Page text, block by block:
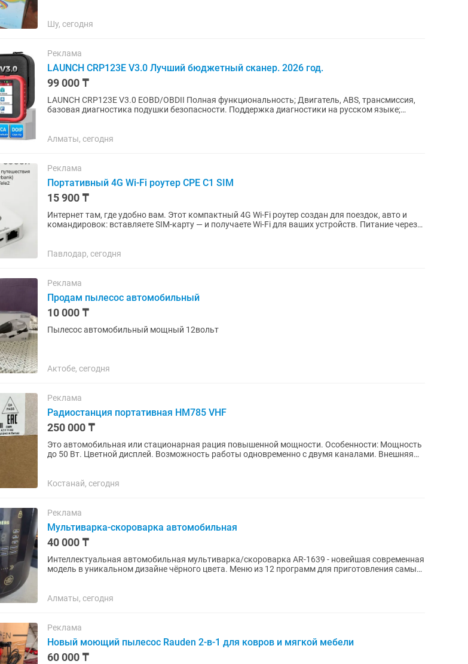
Шу, сегодня
Реклама
LAUNCH CRP123E V3.0 Лучший бюджетный сканер. 2026 год.
99 000 ₸
LAUNCH CRP123E V3.0 EOBD/OBDII Полная функциональность; Двигатель, ABS, трансмиссия,
базовая диагностика подушки безопасности. Поддержка диагностики на русском языке;
Алматы, сегодня
Реклама
Портативный 4G Wi-Fi роутер CPE C1 SIM
15 900 ₸
Интернет там, где удобно вам. Этот компактный 4G Wi-Fi роутер создан для поездок, авто и
командировок: вставляете SIM-карту — и получаете Wi-Fi для ваших устройств. Питание через
Павлодар, сегодня
Реклама
Продам пылесос автомобильный
10 000 ₸
Пылесос автомобильный мощный 12вольт
Актобе, сегодня
Реклама
Радиостанция портативная HM785 VHF
250 000 ₸
Это автомобильная или стационарная рация повышенной мощности. Особенности: Мощность
до 50 Вт. Цветной дисплей. Возможность работы одновременно с двумя каналами. Внешняя
Костанай, сегодня
Реклама
Мультиварка-скороварка автомобильная
40 000 ₸
Интеллектуальная автомобильная мультиварка/скороварка АR-1639 - новейшая современная
модель в уникальном дизайне чёрного цвета. Меню из 12 программ для приготовления самых
Алматы, сегодня
Реклама
Новый моющий пылесос Rauden 2-в-1 для ковров и мягкой мебели
60 000 ₸